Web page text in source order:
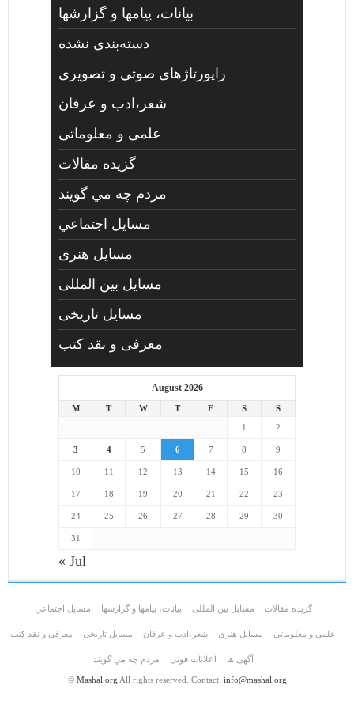
بیانات، پیامها و گزارشها
دسته‌بندی نشده
راپورتاژهای صوتي و تصويری
شعر،ادب و عرفان
علمی و معلوماتی
گزیده مقالات
مردم چه مي گويند
مسايل اجتماعي
مسايل هنری
مسایل بین المللی
مسایل تاریخی
معرفی و نقد کتب
August 2026
M T W T F S
S
1
2
3 4 5 6 7 8 9
10 11 12 13 14 15 16
17 18 19 20 21 22 23
24 25 26 27 28 29 30
31
« Jul
گزیده مقالات مسایل بین المللی بیانات، پیامها و گزارشها مسايل اجتماعي
علمی و معلوماتی مسايل هنری شعر،ادب و عرفان مسایل تاریخی معرفی و نقد کتب
آگهی ها اعلانات فوتی مردم چه مي گويند
© Mashal.org All rights reserved. Contact: info@mashal.org